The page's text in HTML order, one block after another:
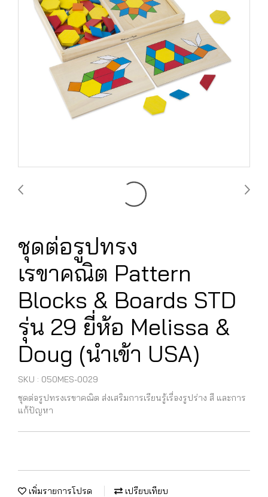
ชุดต่อรูปทรง
เรขาคณิต Pattern
Blocks & Boards STD
รุ่น 29 ยี่ห้อ Melissa &
Doug (นำเข้า USA)
SKU : 050MES-0029
ชุดต่อรูปทรงเรขาคณิต ส่งเสริมการเรียนรู้เรื่องรูปร่าง สี และการ
แก้ปัญหา
เพิ่มรายการโปรด เปรียบเทียบ